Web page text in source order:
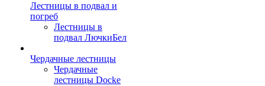
Лестницы в подвал и
погреб
Лестницы в
подвал ЛючкиБел
Чердачные лестницы
Чердачные
лестницы Docke